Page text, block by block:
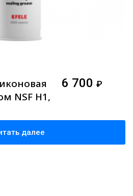
NSF H1,
6 700 ₽
далее